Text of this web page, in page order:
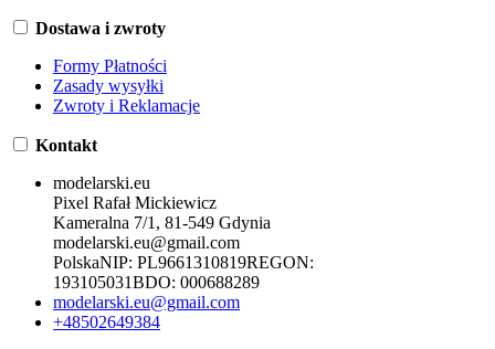
Dostawa i zwroty
Formy Płatności
Zasady wysyłki
Zwroty i Reklamacje
Kontakt
modelarski.eu
Pixel Rafał Mickiewicz
Kameralna 7/1, 81-549 Gdynia
modelarski.eu@gmail.com
PolskaNIP: PL9661310819REGON:
193105031BDO: 000688289
modelarski.eu@gmail.com
+48502649384